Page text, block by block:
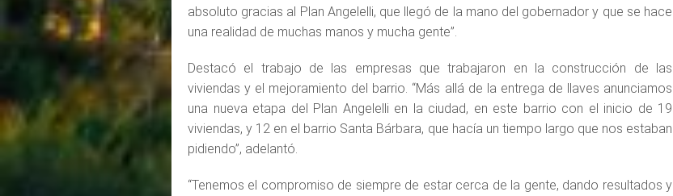
absoluto gracias al Plan Angelelli, que llegó de la mano del gobernador y que se hace
una realidad de muchas manos y mucha gente”.
Destacó el trabajo de las empresas que trabajaron en la construcción de las
viviendas y el mejoramiento del barrio. “Más allá de la entrega de llaves anunciamos
una nueva etapa del Plan Angelelli en la ciudad, en este barrio con el inicio de 19
viviendas, y 12 en el barrio Santa Bárbara, que hacía un tiempo largo que nos estaban
pidiendo”, adelantó.
“Tenemos el compromiso de siempre de estar cerca de la gente, dando resultados y